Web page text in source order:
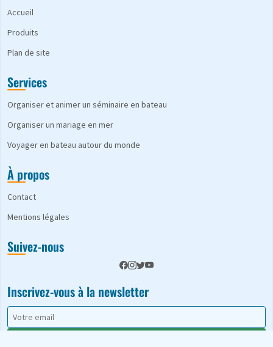
Accueil
Produits
Plan de site
Services
Organiser et animer un séminaire en bateau
Organiser un mariage en mer
Voyager en bateau autour du monde
À propos
Contact
Mentions légales
Suivez-nous
Inscrivez-vous à la newsletter